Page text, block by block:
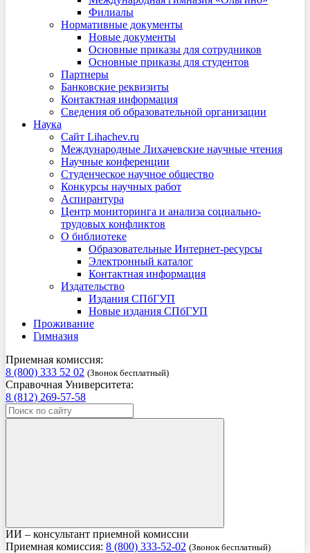
Филиалы
Нормативные документы
Новые документы
Основные приказы для сотрудников
Основные приказы для студентов
Партнеры
Банковские реквизиты
Контактная информация
Сведения об образовательной организации
Наука
Сайт Lihachev.ru
Международные Лихачевские научные чтения
Научные конференции
Студенческое научное общество
Конкурсы научных работ
Аспирантура
Центр мониторинга и анализа социально-
трудовых конфликтов
О библиотеке
Образовательные Интернет-ресурсы
Электронный каталог
Контактная информация
Издательство
Издания СПбГУП
Новые издания СПбГУП
Проживание
Гимназия
Приемная комиссия:
8 (800) 333 52 02 (Звонок бесплатный)
Справочная Университета:
8 (812) 269-57-58
ИИ – консультант приемной комиссии
Приемная комиссия: 8 (800) 333-52-02 (Звонок бесплатный)